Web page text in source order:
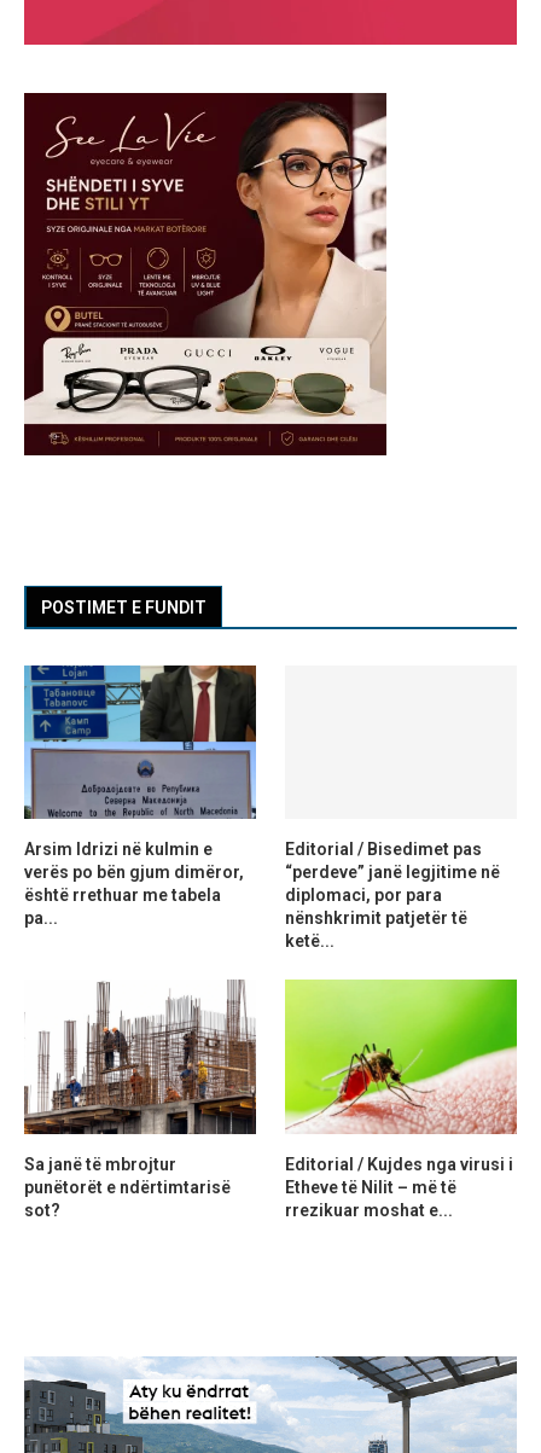
POSTIMET E FUNDIT
Arsim Idrizi në kulmin e
verës po bën gjum dimëror,
është rrethuar me tabela
pa...
Editorial / Bisedimet pas
“perdeve” janë legjitime në
diplomaci, por para
nënshkrimit patjetër të
ketë...
Sa janë të mbrojtur
punëtorët e ndërtimtarisë
sot?
Editorial / Kujdes nga virusi i
Etheve të Nilit – më të
rrezikuar moshat e...